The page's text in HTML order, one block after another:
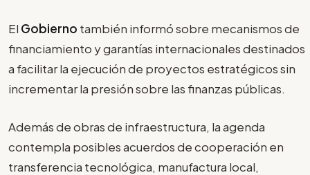
El Gobierno también informó sobre mecanismos de
financiamiento y garantías internacionales destinados
a facilitar la ejecución de proyectos estratégicos sin
incrementar la presión sobre las finanzas públicas.
Además de obras de infraestructura, la agenda
contempla posibles acuerdos de cooperación en
transferencia tecnológica, manufactura local,